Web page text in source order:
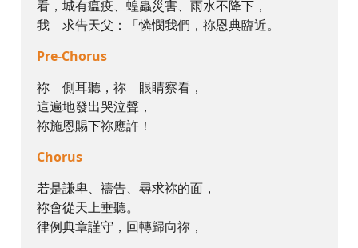
看，城有瘟疫、蝗蟲災害、雨水不降下，
我 求告天父：「憐憫我們，祢恩典臨近。
Pre-Chorus
祢 側耳聽，祢 眼睛察看，
這遍地發出哭泣聲，
祢施恩賜下祢應許！
Chorus
若是謙卑、禱告、尋求祢的面，
祢會從天上垂聽。
律例典章謹守，回轉歸向祢，